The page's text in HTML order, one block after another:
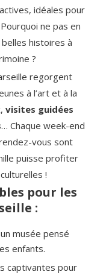
idéales pour
ne pas en
histoires à
?
regorgent
à l’art et à la
, visites guidées
… Chaque week-end
vous sont
puisse profiter
!
pour les
:
musée pensé
enfants.
captivantes pour